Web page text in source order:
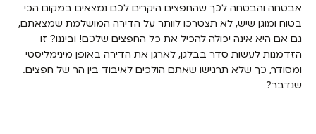
אבטחה והבטחה לכך שהחפצים היקרים לכם נמצאים במקום הכי
בטוח ומוגן שיש, לא תצטרכו לוותר על הדירה המושלמת שמצאתם,
גם אם היא אינה יכולה להכיל את כל החפצים שלכם! וביננו? זו
הזדמנות לעשות סדר בבלגן, לארגן את הדירה באופן מינימליסטי
ומסודר, כך שלא תרגישו שאתם הולכים לאיבוד בין הר של חפצים.
שנדבר?